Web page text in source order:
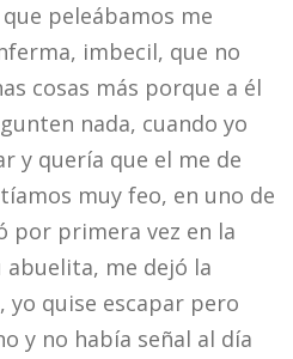
peleábamos me
imbecil, que no
cosas más porque a él
nada, cuando yo
y quería que el me de
muy feo, en uno de
por primera vez en la
abuelita, me dejó la
yo quise escapar pero
y no había señal al día